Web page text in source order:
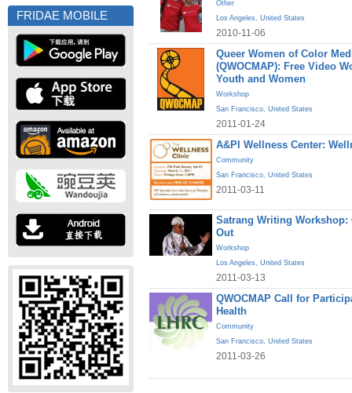
FRIDAE MOBILE
Other
Los Angeles, United States
2010-11-06
Queer Women of Color
(QWOCMAP): Free Video
Youth and Women
Workshop
San Francisco, United States
2011-01-24
A&PI Wellness Center:
Community
San Francisco, United States
2011-03-11
Satrang Writing
Out
Workshop
Los Angeles, United States
2011-03-13
QWOCMAP Call for
Health
Community
San Francisco, United States
2011-03-26